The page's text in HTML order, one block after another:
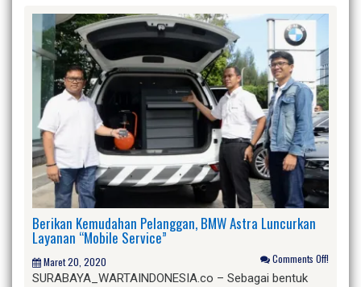
Berikan Kemudahan Pelanggan, BMW Astra Luncurkan
Layanan “Mobile Service”
Maret 20, 2020 Comments Off!
SURABAYA_WARTAINDONESIA.co – Sebagai bentuk